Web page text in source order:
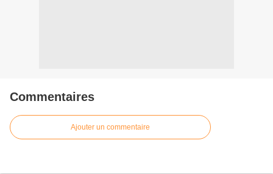
Commentaires
Ajouter un commentaire